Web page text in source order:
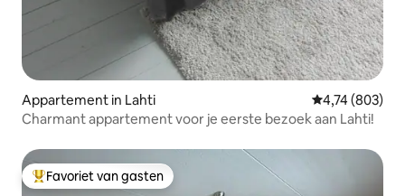
Appartement in Lahti Gemiddelde
4,74 (803)
Charmant appartement voor je eerste bezoek aan Lahti!
Topfavoriet van gasten
Favoriet van gasten